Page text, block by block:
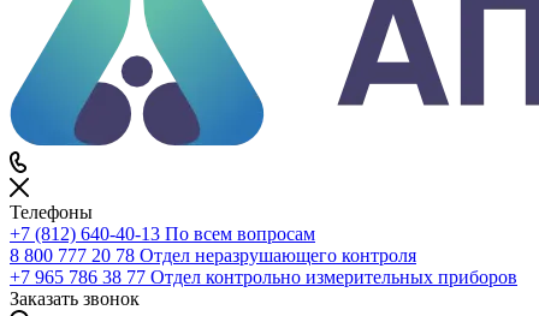
По каталогу
0
Сравнение
0
Избранное